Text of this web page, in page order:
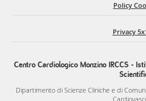
Policy
Privacy
Centro Cardiologico Monzino IRCCS -
Dipartimento di Scienze Cliniche e di